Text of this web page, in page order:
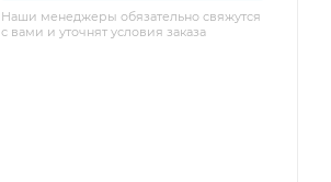
Наши менеджеры обязательно свяжутся
с вами и уточнят условия заказа